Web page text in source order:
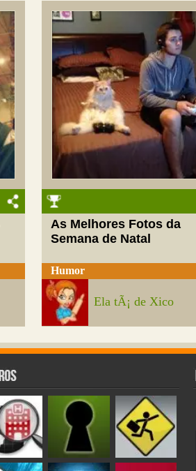
As Melhores Fotos da
Semana de Natal
Humor
Ela tÃ¡ de Xico